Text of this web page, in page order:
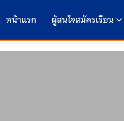
หน้าแรก ผู้สนใจสมัครเรียน